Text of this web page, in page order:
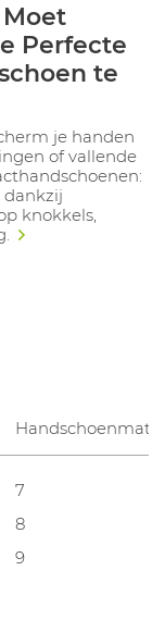
Perfecte
te
je handen
of vallende
dankzij
knokkels,
7
8
9